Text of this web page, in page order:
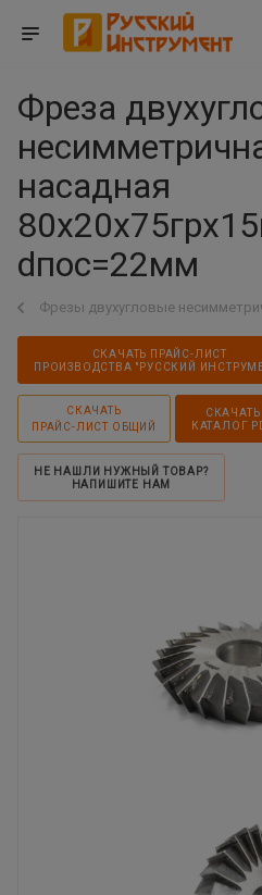
Фреза
насадная
dпос=22мм
Фрезы двухугловые
СКАЧАТЬ ПРАЙС-ЛИСТ
ПРОИЗВОДСТВА "РУССКИЙ
СКАЧАТЬ
ПРАЙС-ЛИСТ ОБЩИЙ
СКАЧАТЬ
КАТАЛОГ
НЕ НАШЛИ НУЖНЫЙ ТОВАР?
НАПИШИТЕ НАМ